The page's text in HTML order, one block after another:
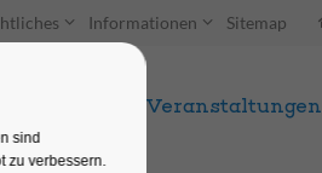
Informationen Sitemap
& Erleben Veranstaltungen
sind
zu verbessern.